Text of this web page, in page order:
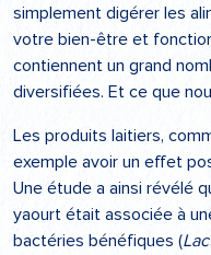
simplement digérer les
votre bien-être et
contiennent un grand
diversifiées. Et ce que
Les produits laitiers,
exemple avoir un effet
Une étude a ainsi révélé
yaourt était associée à
bactéries bénéfiques (